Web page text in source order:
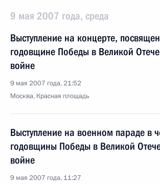
9 мая 2007 года, среда
Выступление на концерте,
годовщине Победы в Великой
войне
9 мая 2007 года, 21:52
Москва, Красная площадь
Выступление на военном параде в
годовщины Победы в Великой
войне
9 мая 2007 года, 11:27